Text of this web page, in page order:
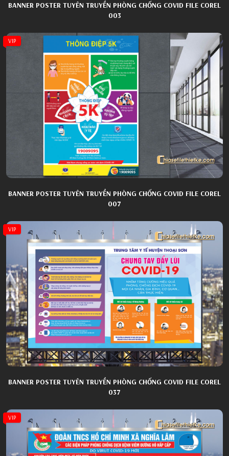
BANNER POSTER TUYÊN TRUYỀN PHÒNG CHỐNG COVID FILE COREL
003
VIP
BANNER POSTER TUYÊN TRUYỀN PHÒNG CHỐNG COVID FILE COREL
007
VIP
BANNER POSTER TUYÊN TRUYỀN PHÒNG CHỐNG COVID FILE COREL
037
VIP